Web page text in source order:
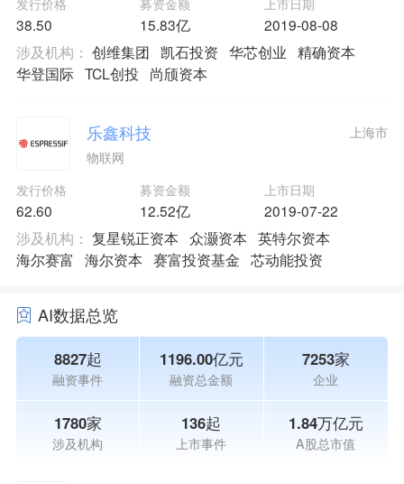
发行价格
38.50
募资金额
15.83亿
上市日期
2019-08-08
涉及机构： 创维集团 凯石投资 华芯创业 精确资本
华登国际 TCL创投 尚颀资本
乐鑫科技
物联网
上海市
发行价格
62.60
募资金额
12.52亿
上市日期
2019-07-22
涉及机构： 复星锐正资本 众灏资本 英特尔资本
海尔赛富
海尔资本 赛富投资基金 芯动能投资
AI数据总览
8827起
融资事件
1196.00亿元
融资总金额
7253家
企业
1780家
涉及机构
136起
上市事件
1.84万亿元
A股总市值